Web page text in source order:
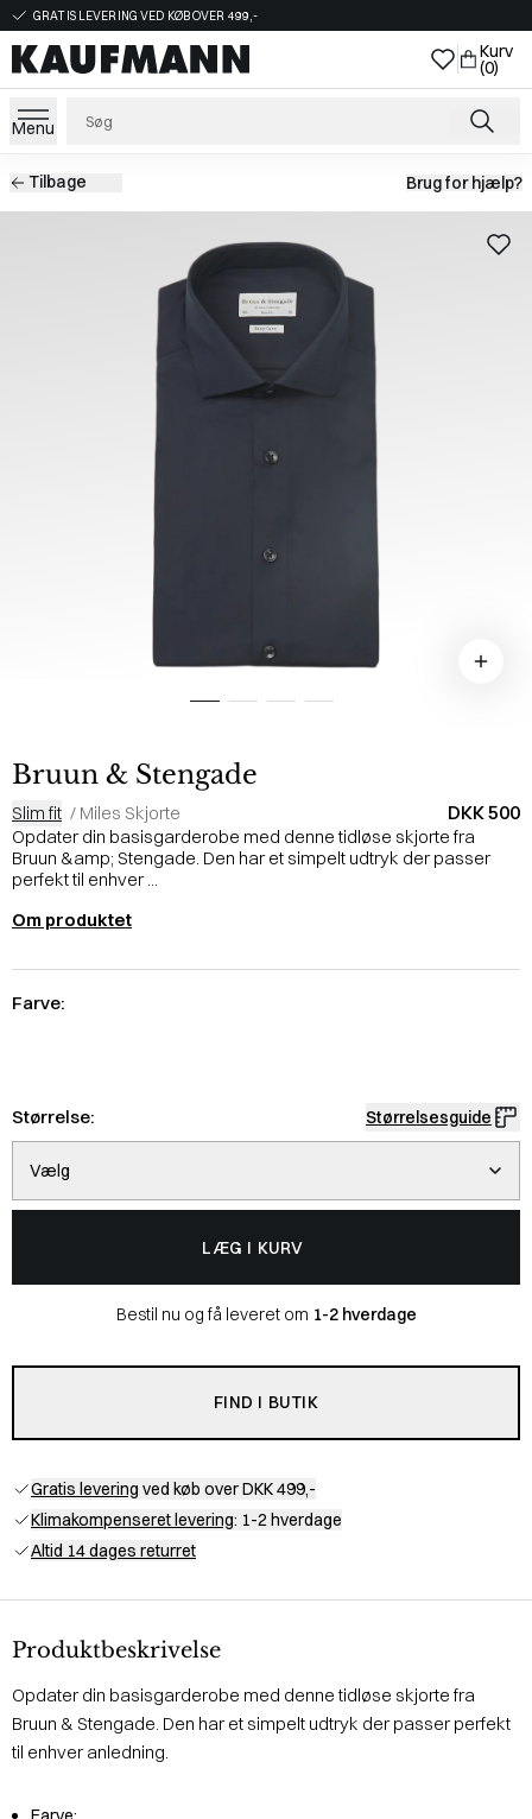
GRATIS LEVERING VED KØB OVER 499,-
Kurv
(0)
Menu
Tilbage Brug for hjælp?
Bruun & Stengade
Slim fit / Miles Skjorte DKK 500
Opdater din basisgarderobe med denne tidløse skjorte fra
Bruun &amp; Stengade. Den har et simpelt udtryk der passer
perfekt til enhver ...
Om produktet
Farve:
Størrelse: Størrelsesguide
Vælg
LÆG I KURV
Bestil nu og få leveret om 1-2 hverdage
FIND I BUTIK
Gratis levering ved køb over DKK 499,-
Klimakompenseret levering: 1-2 hverdage
Altid 14 dages returret
Produktbeskrivelse
Opdater din basisgarderobe med denne tidløse skjorte fra
Bruun & Stengade. Den har et simpelt udtryk der passer perfekt
til enhver anledning.